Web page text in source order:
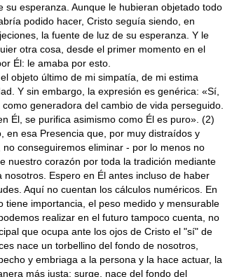
su esperanza. Aunque le hu­bieran objetado todo
podido hacer, Cristo seguía siendo, en
la fuente de luz de su esperanza. Y le
otra cosa, desde el primer momento en el
Él: le amaba por esto.
objeto último de mi simpatía, de mi estima
Y sin embargo, la expresión es genérica: «Sí,
generadora del cambio de vida perseguido.
Él, se purifica asimismo como Él es puro». (2)
en esa Presencia que, por muy distraídos y
conseguiremos eliminar - por lo menos no
nuestro corazón por toda la tradición mediante
nosotros. Espero en Él antes incluso de haber
Aquí no cuentan los cálculos numéricos. En
tiene importancia, el peso medido y mensurable
realizar en el futuro tampoco cuenta, no
que ocupa ante los ojos de Cristo el "sí" de
nace un torbe­llino del fondo de nosotros,
y embriaga a la persona y la hace actuar, la
más justa: surge, nace del fondo del